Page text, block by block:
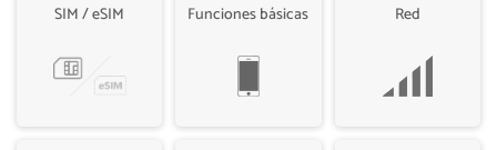
SIM / eSIM Funciones básicas Red